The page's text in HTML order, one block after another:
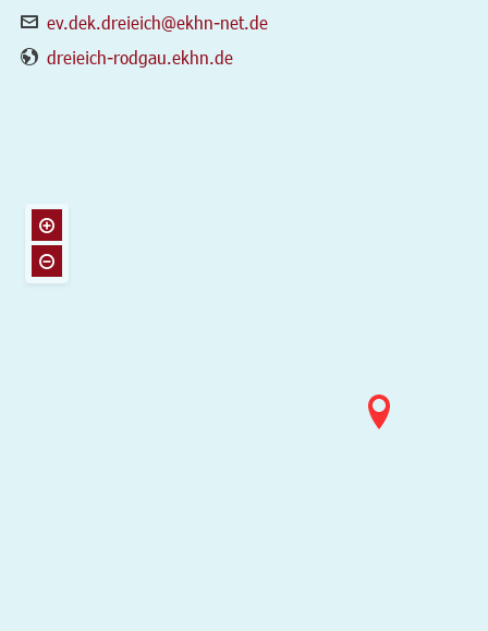
ev.dek.dreieich@ekhn-net.de
dreieich-rodgau.ekhn.de